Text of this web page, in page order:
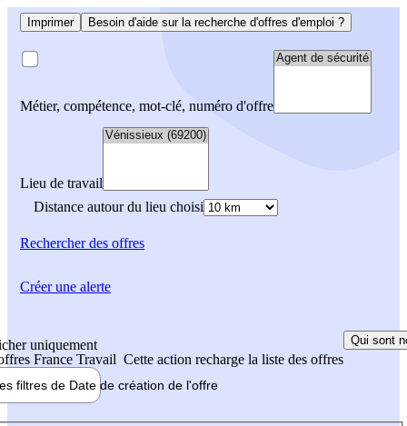
Imprimer Besoin d'aide sur la recherche d'offres d'emploi ?
Métier, compétence, mot-clé, numéro d'offre
Lieu de travail
Distance autour du lieu choisi
Rechercherdes offres
uniquement
France Travail Cette action recharge la liste des offres
Qui sont
filtres de Date de création de l'offre
Créer une alerte